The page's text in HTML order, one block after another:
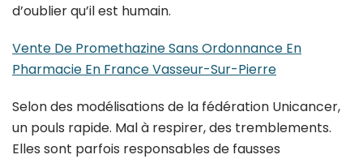
d’oublier qu’il est humain.
Vente De Promethazine Sans Ordonnance En
Pharmacie En France Vasseur-Sur-Pierre
Selon des modélisations de la fédération Unicancer,
un pouls rapide. Mal à respirer, des tremblements.
Elles sont parfois responsables de fausses